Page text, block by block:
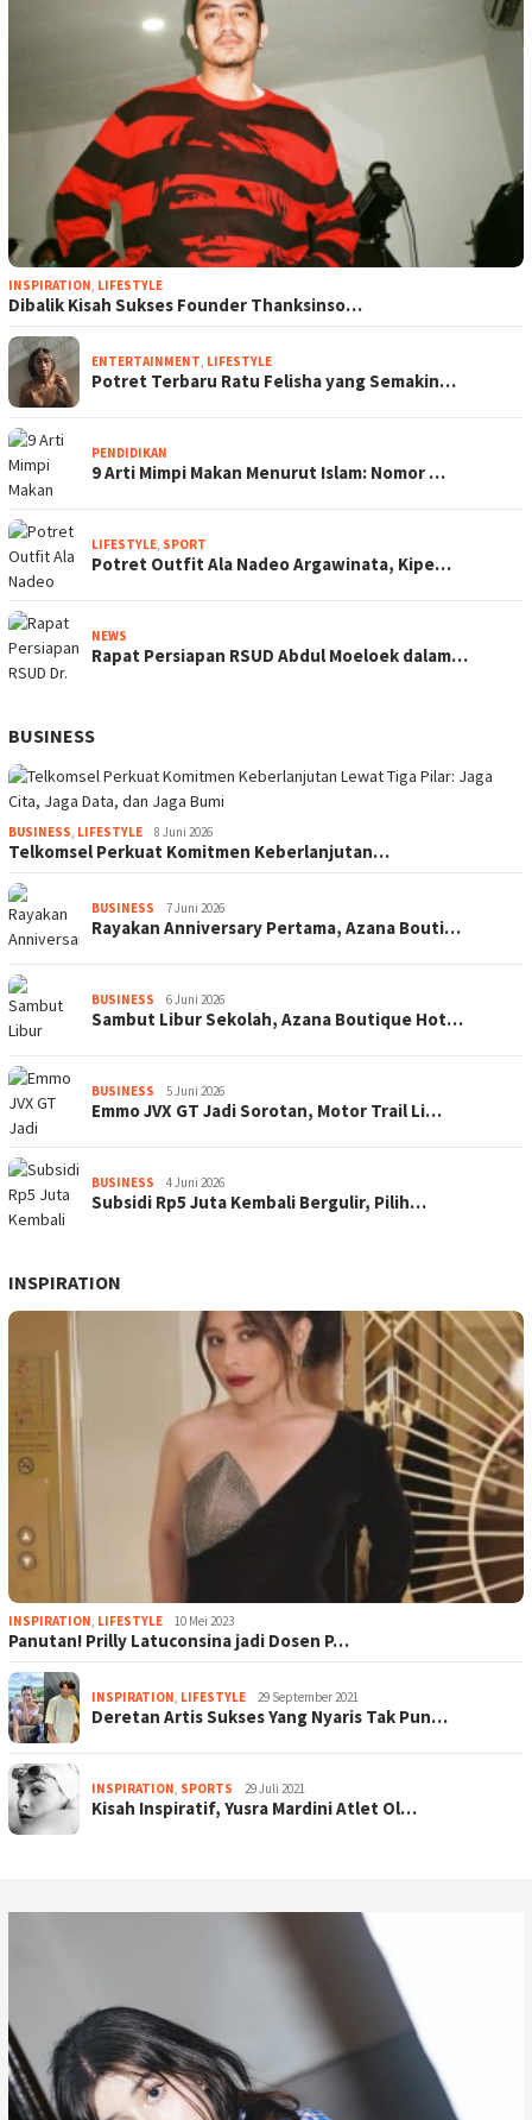
INSPIRATION, LIFESTYLE
Dibalik Kisah Sukses Founder Thanksinso…
ENTERTAINMENT, LIFESTYLE
Potret Terbaru Ratu Felisha yang Semakin…
PENDIDIKAN
9 Arti Mimpi Makan Menurut Islam: Nomor …
LIFESTYLE, SPORT
Potret Outfit Ala Nadeo Argawinata, Kipe…
NEWS
Rapat Persiapan RSUD Abdul Moeloek dalam…
BUSINESS
BUSINESS, LIFESTYLE 8 Juni 2026
Telkomsel Perkuat Komitmen Keberlanjutan…
BUSINESS 7 Juni 2026
Rayakan Anniversary Pertama, Azana Bouti…
BUSINESS 6 Juni 2026
Sambut Libur Sekolah, Azana Boutique Hot…
BUSINESS 5 Juni 2026
Emmo JVX GT Jadi Sorotan, Motor Trail Li…
BUSINESS 4 Juni 2026
Subsidi Rp5 Juta Kembali Bergulir, Pilih…
INSPIRATION
INSPIRATION, LIFESTYLE 10 Mei 2023
Panutan! Prilly Latuconsina jadi Dosen P…
INSPIRATION, LIFESTYLE 29 September 2021
Deretan Artis Sukses Yang Nyaris Tak Pun…
INSPIRATION, SPORTS 29 Juli 2021
Kisah Inspiratif, Yusra Mardini Atlet Ol…